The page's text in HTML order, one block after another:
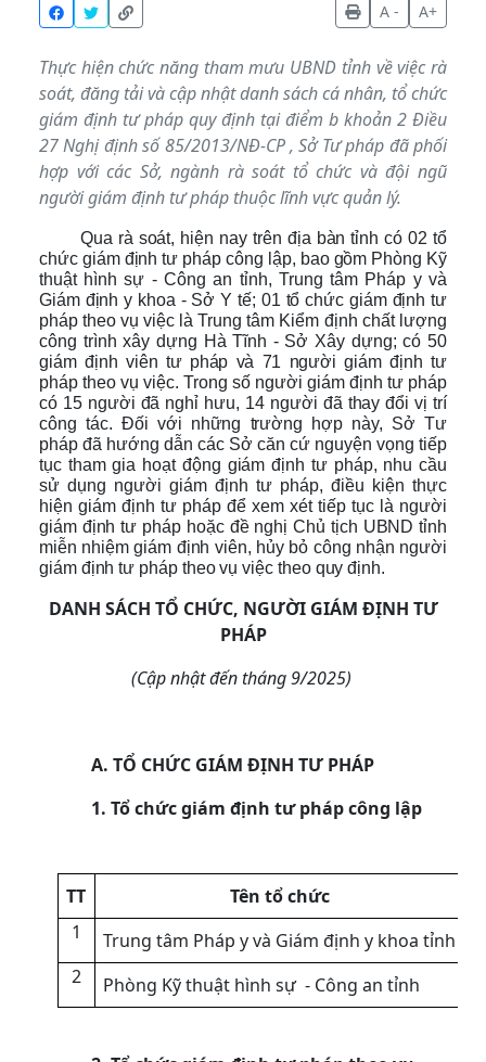
A -
A+
Thực hiện chức năng tham mưu UBND tỉnh về việc rà
soát, đăng tải và cập nhật danh sách cá nhân, tổ chức
giám định tư pháp quy định tại điểm b khoản 2 Điều
27 Nghị định số 85/2013/NĐ-CP , Sở Tư pháp đã phối
hợp với các Sở, ngành rà soát tổ chức và đội ngũ
người giám định tư pháp thuộc lĩnh vực quản lý.
Qua rà soát, hiện nay trên địa bàn tỉnh có 02 tổ
chức giám định tư pháp công lập, bao gồm Phòng Kỹ
thuật hình sự - Công an tỉnh, Trung tâm Pháp y và
Giám định y khoa - Sở Y tế; 01 tổ chức giám định tư
pháp theo vụ việc là Trung tâm Kiểm định chất lượng
công trình xây dựng Hà Tĩnh - Sở Xây dựng; có 50
giám định viên tư pháp và 71 người giám định tư
pháp theo vụ việc. Trong số người giám định tư pháp
có 15 người đã nghỉ hưu, 14 người đã thay đổi vị trí
công tác. Đối với những trường hợp này, Sở Tư
pháp đã hướng dẫn các Sở căn cứ nguyện vọng tiếp
tục tham gia hoạt động giám định tư pháp, nhu cầu
sử dụng người giám định tư pháp, điều kiện thực
hiện giám định tư pháp để xem xét tiếp tục là người
giám định tư pháp hoặc đề nghị Chủ tịch UBND tỉnh
miễn nhiệm giám định viên, hủy bỏ công nhận người
giám định tư pháp theo vụ việc theo quy định.
DANH SÁCH TỔ CHỨC, NGƯỜI GIÁM ĐỊNH TƯ
PHÁP
(Cập nhật đến tháng 9/2025)
A. TỔ CHỨC GIÁM ĐỊNH TƯ PHÁP
1. Tổ chức giám định tư pháp công lập
TT
Tên tổ chức
1
Trung tâm Pháp yvà Giám định y khoa tỉnh
2
Phòng Kỹ thuật hình sự -Công an tỉnh